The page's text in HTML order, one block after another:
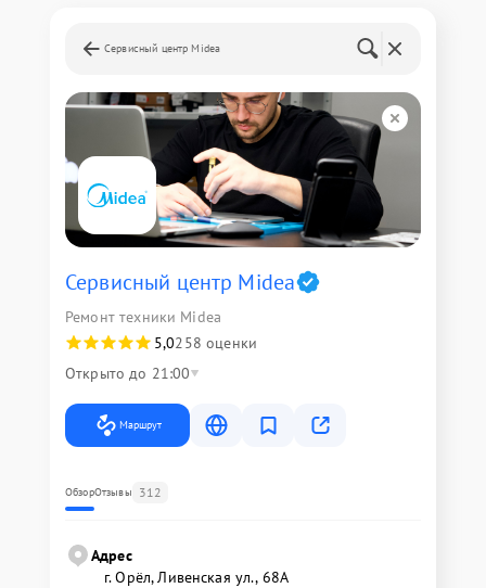
Сервисный центр Midea
Сервисный центр Midea
Ремонт техники Midea
5,0258 оценки
Открыто до 21:00
Маршрут
ОбзорОтзывы 312
Адрес
г. Орёл, Ливенская ул., 68А